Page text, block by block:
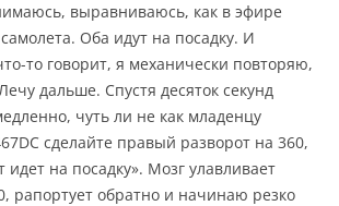
выравниваюсь, как в эфире
Оба идут на посадку. И
то говорит, я механически повторяю,
дальше. Спустя десяток секунд
чуть ли не как младенцу
сделайте правый разворот на 360,
идет на посадку». Мозг улавливает
рапортует обратно и начинаю резко